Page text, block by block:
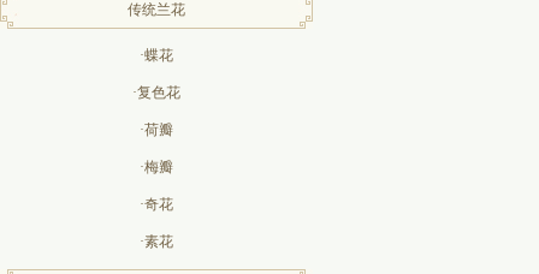
传统兰花
·蝶花
·复色花
·荷瓣
·梅瓣
·奇花
·素花